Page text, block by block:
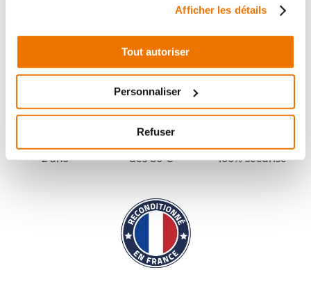
Afficher les détails
Tout autoriser
Personnaliser
Refuser
Pièces garanties
2 ans
Port offert
dès 80 €
Paiement
100% sécurisé